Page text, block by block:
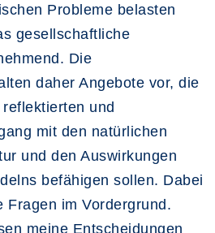
Probleme belasten
gesellschaftliche
Die
daher Angebote vor, die
und
mit den natürlichen
und den Auswirkungen
befähigen sollen. Dabei
Fragen im Vordergrund.
meine Entscheidungen